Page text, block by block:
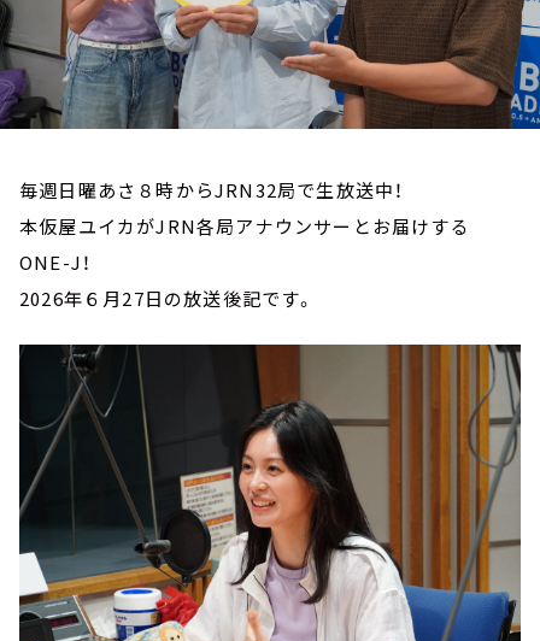
毎週日曜あさ８時からJRN32局で生放送中！
本仮屋ユイカがJRN各局アナウンサーとお届けする
ONE-J！
2026年６月27日の放送後記です。